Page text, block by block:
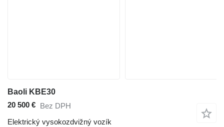
Baoli KBE30
20 500 € Bez DPH
Elektrický vysokozdvižný vozík